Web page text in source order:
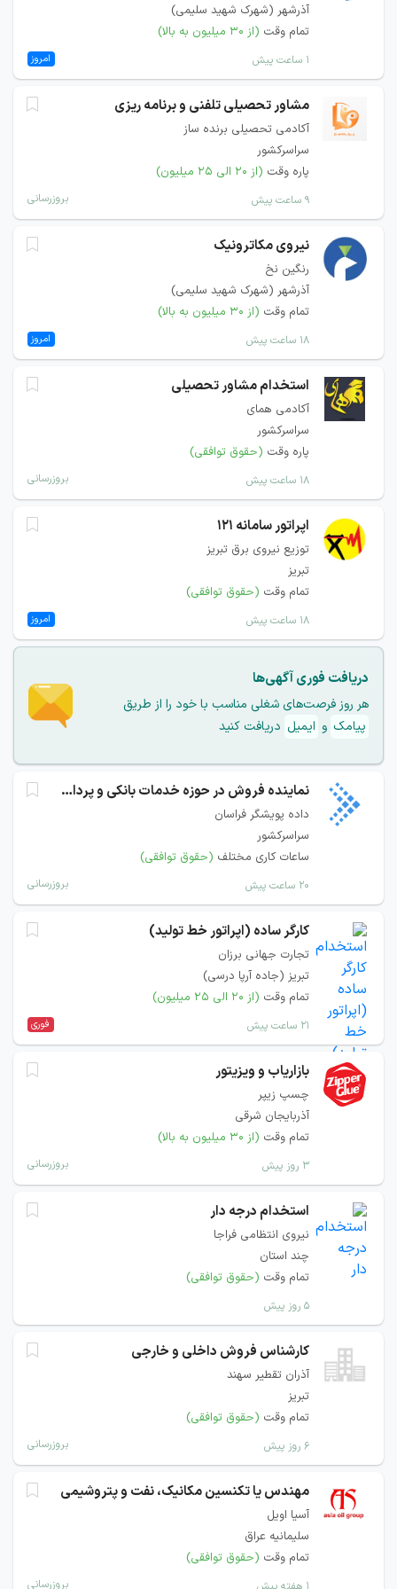
آذرشهر (شهرک شهید سلیمی)
تمام وقت (از ۳۰ میلیون به بالا)
۱ ساعت پیش امروز
مشاور تحصیلی تلفنی و برنامه ریزی
آکادمی تحصیلی برنده ساز
سراسرکشور
پاره وقت (از ۲۰ الی ۲۵ میلیون)
۹ ساعت پیش بروزرسانی
نیروی مکاترونیک
رنگین نخ
آذرشهر (شهرک شهید سلیمی)
تمام وقت (از ۳۰ میلیون به بالا)
۱۸ ساعت پیش امروز
استخدام مشاور تحصیلی
آکادمی همای
سراسرکشور
پاره وقت (حقوق توافقی)
۱۸ ساعت پیش بروزرسانی
اپراتور سامانه 121
توزیع نیروی برق تبریز
تبریز
تمام وقت (حقوق توافقی)
۱۸ ساعت پیش امروز
دریافت فوری آگهی‌ها
هر روز فرصت‌های شغلی مناسب با خود را از طریق
پیامک و ایمیل دریافت کنید
نماینده فروش در حوزه خدمات بانکی و پرداخت
داده پویشگر فراسان
سراسرکشور
ساعات کاری مختلف (حقوق توافقی)
۲۰ ساعت پیش بروزرسانی
کارگر ساده (اپراتور خط تولید)
تجارت جهانی برزان
تبریز (جاده آرپا درسی)
تمام وقت (از ۲۰ الی ۲۵ میلیون)
۲۱ ساعت پیش فوری
بازاریاب و ویزیتور
چسپ زیپر
آذربایجان شرقی
تمام وقت (از ۳۰ میلیون به بالا)
۳ روز پیش بروزرسانی
استخدام درجه دار
نیروی انتظامی فراجا
چند استان
تمام وقت (حقوق توافقی)
۵ روز پیش
كارشناس فروش داخلی و خارجی
آذران تقطير سهند
تبریز
تمام وقت (حقوق توافقی)
۶ روز پیش بروزرسانی
مهندس یا تکنسین مکانیک، نفت و پتروشیمی
آسیا اویل
سلیمانیه عراق
تمام وقت (حقوق توافقی)
بروزرسانی